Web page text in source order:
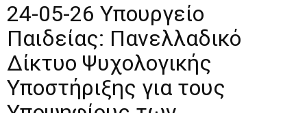
24-05-26 Υπουργείο
Παιδείας: Πανελλαδικό
Δίκτυο Ψυχολογικής
Υποστήριξης για τους